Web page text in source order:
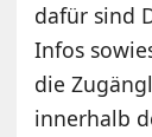
dafür sind
Infos
die
innerhalb